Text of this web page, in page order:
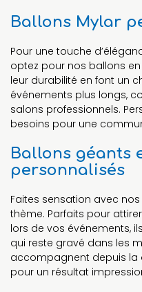
Ballons Mylar
Pour une touche
optez pour nos ballons
leur durabilité en font un
événements plus longs,
salons professionnels.
besoins pour une
Ballons géants
personnalisés
Faites sensation avec
thème. Parfaits pour
lors de vos événements,
qui reste gravé dans les
accompagnent depuis la
pour un résultat